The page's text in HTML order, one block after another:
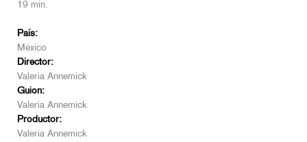
19 min.
País:
México
Director:
Valeria Annemick
Guion:
Valeria Annemick
Productor:
Valeria Annemick